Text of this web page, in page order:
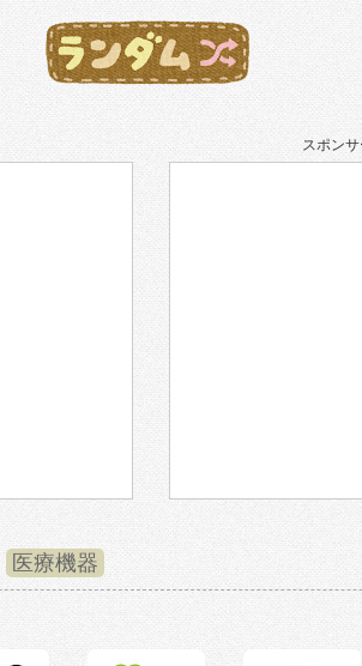
スポンサ
医療機器